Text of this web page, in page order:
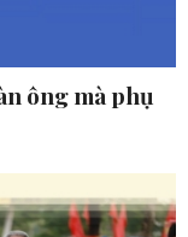
ông mà phụ